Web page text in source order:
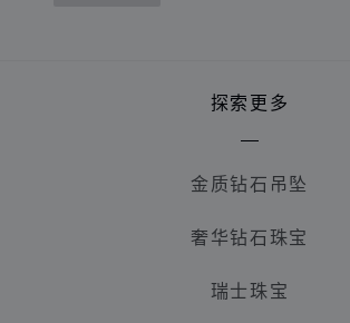
探索更多
金质钻石吊坠
奢华钻石珠宝
瑞士珠宝